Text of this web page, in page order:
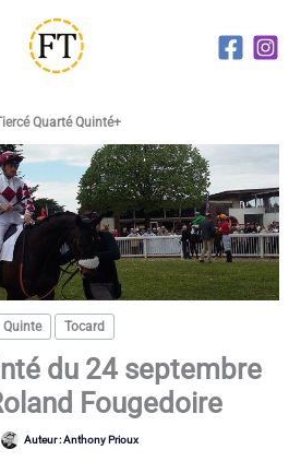
Quarté Quinté+
Quinte Tocard
du 24 septembre
Fougedoire
Auteur :Anthony Prioux